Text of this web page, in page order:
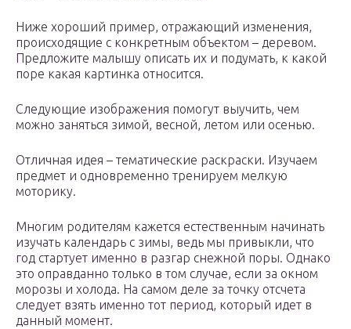
Ниже хороший пример, отражающий изменения,
происходящие с конкретным объектом – деревом.
Предложите малышу описать их и подумать, к какой
поре какая картинка относится.
Следующие изображения помогут выучить, чем
можно заняться зимой, весной, летом или осенью.
Отличная идея – тематические раскраски. Изучаем
предмет и одновременно тренируем мелкую
моторику.
Многим родителям кажется естественным начинать
изучать календарь с зимы, ведь мы привыкли, что
год стартует именно в разгар снежной поры. Однако
это оправданно только в том случае, если за окном
морозы и холода. На самом деле за точку отсчета
следует взять именно тот период, который идет в
данный момент.